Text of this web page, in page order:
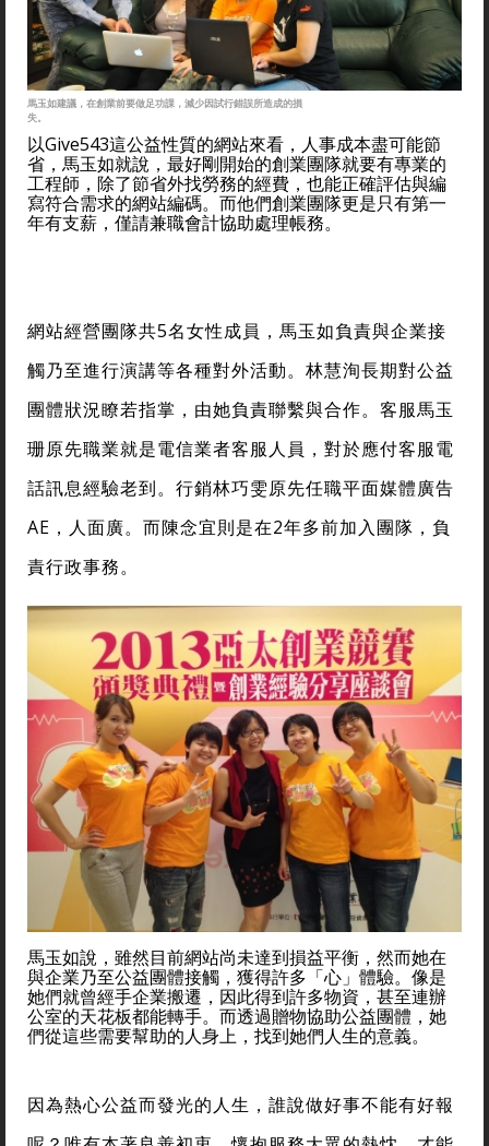
馬玉如建議，在創業前要做足功課，減少因試行錯誤所造成的損
失。
以Give543這公益性質的網站來看，人事成本盡可能節
省，馬玉如就說，最好剛開始的創業團隊就要有專業的
工程師，除了節省外找勞務的經費，也能正確評估與編
寫符合需求的網站編碼。而他們創業團隊更是只有第一
年有支薪，僅請兼職會計協助處理帳務。
網站經營團隊共5名女性成員，馬玉如負責與企業接
觸乃至進行演講等各種對外活動。林慧洵長期對公益
團體狀況瞭若指掌，由她負責聯繫與合作。客服馬玉
珊原先職業就是電信業者客服人員，對於應付客服電
話訊息經驗老到。行銷林巧雯原先任職平面媒體廣告
AE，人面廣。而陳念宜則是在2年多前加入團隊，負
責行政事務。
馬玉如說，雖然目前網站尚未達到損益平衡，然而她在
與企業乃至公益團體接觸，獲得許多「心」體驗。像是
她們就曾經手企業搬遷，因此得到許多物資，甚至連辦
公室的天花板都能轉手。而透過贈物協助公益團體，她
們從這些需要幫助的人身上，找到她們人生的意義。
因為熱心公益而發光的人生，誰說做好事不能有好報